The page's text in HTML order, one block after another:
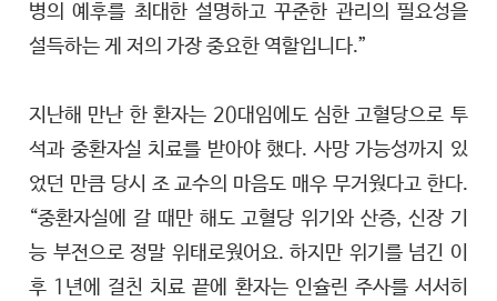
병의 예후를 최대한 설명하고 꾸준한 관리의 필요성을
설득하는 게 저의 가장 중요한 역할입니다.”
지난해 만난 한 환자는 20대임에도 심한 고혈당으로 투
석과 중환자실 치료를 받아야 했다. 사망 가능성까지 있
었던 만큼 당시 조 교수의 마음도 매우 무거웠다고 한다.
“중환자실에 갈 때만 해도 고혈당 위기와 산증, 신장 기
능 부전으로 정말 위태로웠어요. 하지만 위기를 넘긴 이
후 1년에 걸친 치료 끝에 환자는 인슐린 주사를 서서히